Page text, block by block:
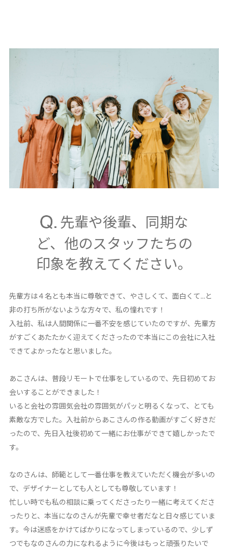
先輩や後輩、同期な
ど、他のスタッフたちの
印象を教えてください。
先輩方は４名とも本当に尊敬できて、やさしくて、面白くて...と
非の打ち所がないような方々で、私の憧れです！
入社前、私は人間関係に一番不安を感じていたのですが、先輩方
がすごくあたたかく迎えてくださったので本当にこの会社に入社
できてよかったなと思いました。
あこさんは、普段リモートで仕事をしているので、先日初めてお
会いすることができました！
いると会社の雰囲気会社の雰囲気がパッと明るくなって、とても
素敵な方でした。入社前からあこさんの作る動画がすごく好きだ
ったので、先日入社後初めて一緒にお仕事ができて嬉しかったで
す。
なのさんは、師範として一番仕事を教えていただく機会が多いの
で、デザイナーとしても人としても尊敬しています！
忙しい時でも私の相談に乗ってくださったり一緒に考えてくださ
ったりと、本当になのさんが先輩で幸せ者だなと日々感じていま
す。今は迷惑をかけてばかりになってしまっているので、少しず
つでもなのさんの力になれるように今後はもっと頑張りたいで